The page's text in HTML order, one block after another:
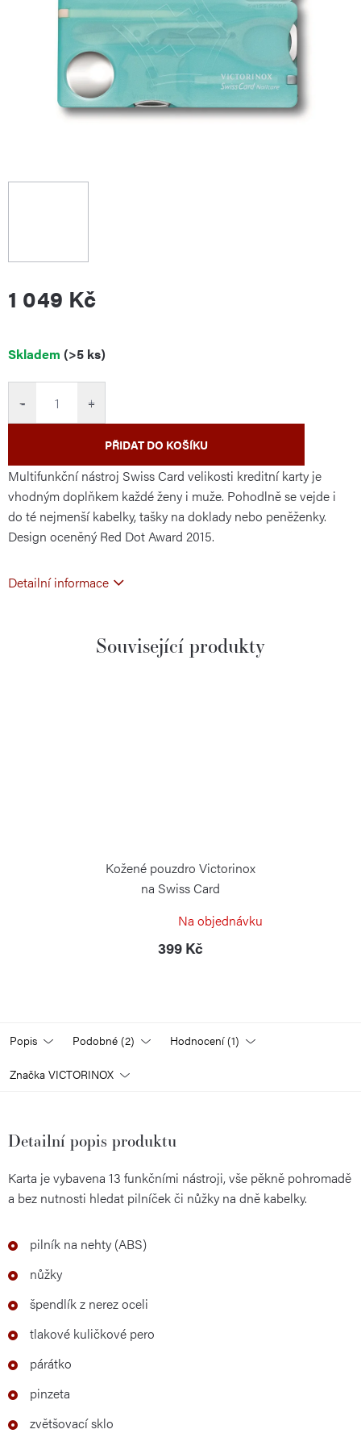
1 049 Kč
Měrná
Skladem (>5 ks)
+
−
PŘIDAT DO KOŠÍKU
Multifunkční nástroj Swiss Card velikosti kreditní karty je
vhodným doplňkem každé ženy i muže. Pohodlně se vejde i
do té nejmenší kabelky, tašky na doklady nebo peněženky.
Design oceněný Red Dot Award 2015.
Detailní informace
Související produkty
Kožené pouzdro Victorinox
na Swiss Card
Na objednávku
399 Kč
Popis Podobné (2) Hodnocení (1)
Značka VICTORINOX
Detailní popis produktu
Karta je vybavena 13 funkčními nástroji, vše pěkně pohromadě
a bez nutnosti hledat pilníček či nůžky na dně kabelky.
pilník na nehty (ABS)
nůžky
špendlík z nerez oceli
tlakové kuličkové pero
párátko
pinzeta
zvětšovací sklo